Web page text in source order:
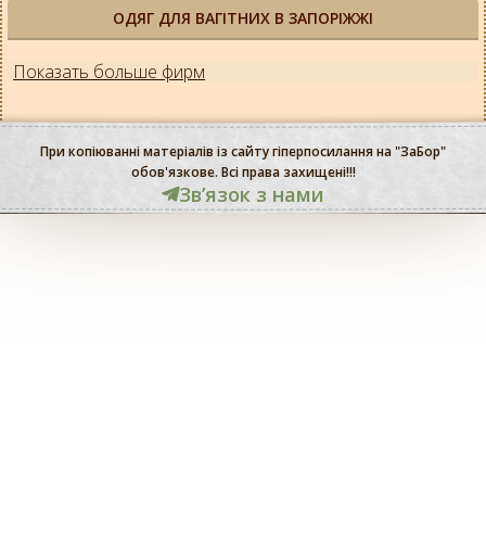
ОДЯГ ДЛЯ ВАГІТНИХ В ЗАПОРІЖЖІ
Показать больше фирм
При копіюванні матеріалів із сайту гіперпосилання на "ЗаБор"
обов'язкове. Всі права захищені!!!
Звʼязок з нами